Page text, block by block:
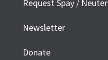
Request Spay / Neuter
Newsletter
Donate